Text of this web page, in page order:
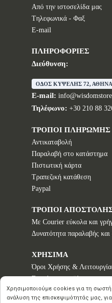
Από την ιστοσελίδα μας
Tηλεφωνικά - Φαξ
E-mail
ΠΛΗΡΟΦΟΡΙΕΣ
Διεύθυνση:
ΟΔΟΣ ΚΥΨΕΛΗΣ 72, ΑΘΗΝΑ,
E-mail:
Τηλέφωνο: +30 210 88
ΤΡΟΠΟΙ ΠΛΗΡΩΜΗΣ
Αντικαταβολή
Παραλαβή στο κατάστημα
Πιστωτική κάρτα
Τραπεζική κατάθεση
Paypal
ΤΡΟΠΟΙ
Με Courier εύκολα και
Δυνατότητα παραλαβής
ΧΡΗΣΙΜΑ
Όροι Χρήσης &
Εγγυήσεις προϊόντων
Τρόποι παραγγελίας
Χρησιμοποιούμε cookies για τη σωστή
ανάλυση της επισκεψιμότητάς μας,